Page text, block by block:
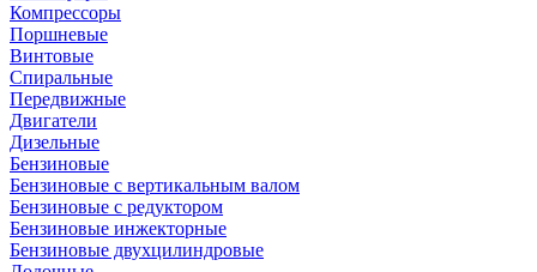
Компрессоры
Поршневые
Винтовые
Спиральные
Передвижные
Двигатели
Дизельные
Бензиновые
Бензиновые с вертикальным валом
Бензиновые с редуктором
Бензиновые инжекторные
Бензиновые двухцилиндровые